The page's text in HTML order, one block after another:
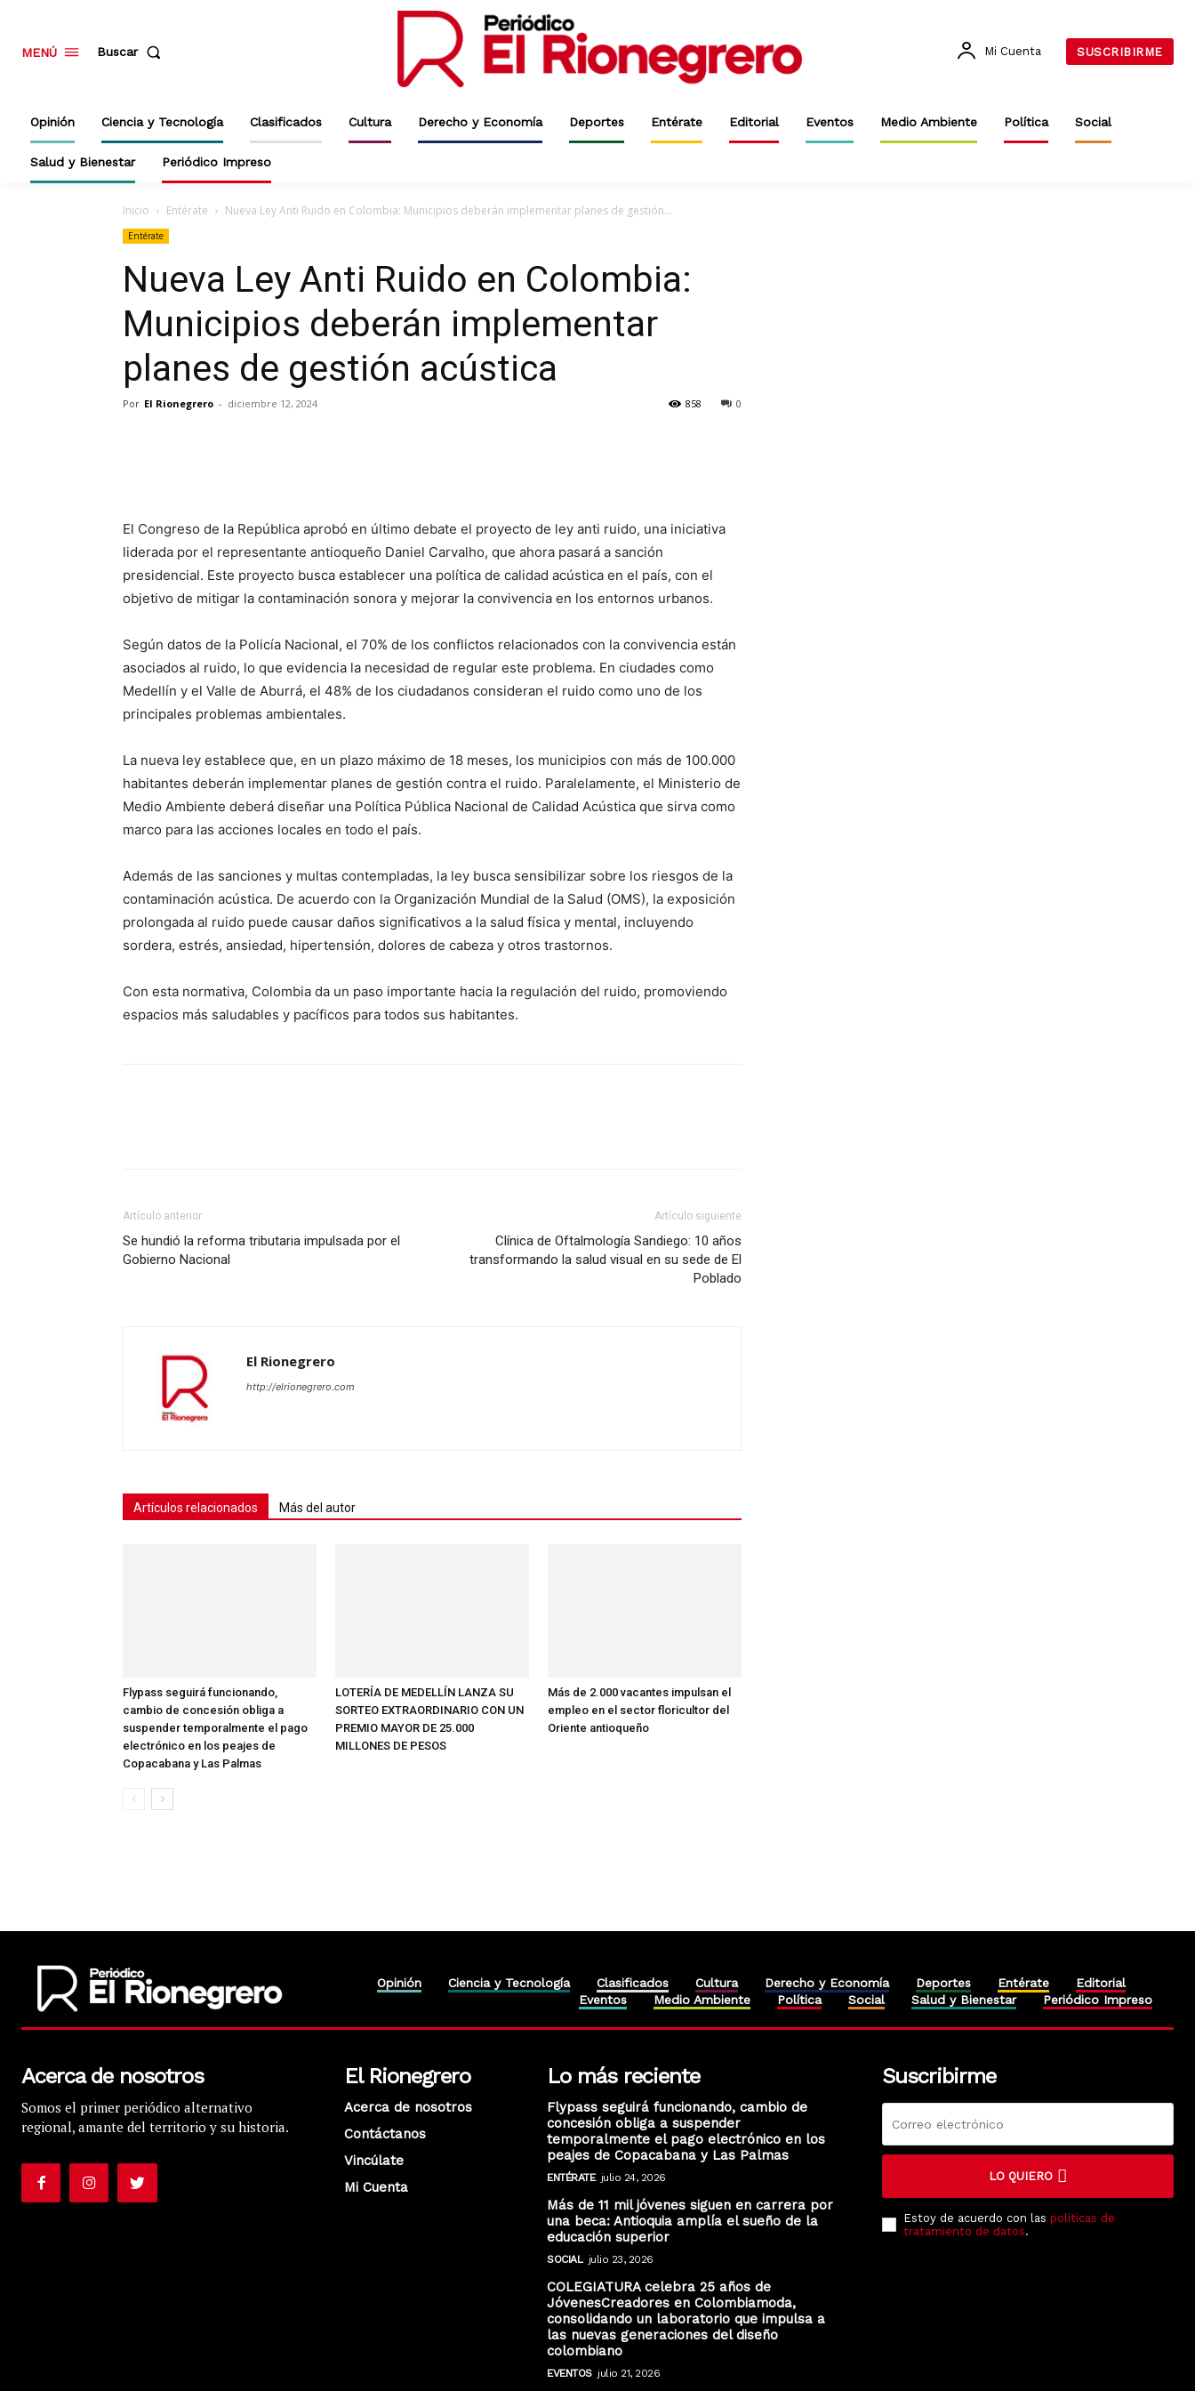
MENÚ Buscar Mi Cuenta SUSCRIBIRME
Opinión Ciencia y Tecnología Clasificados Cultura Derecho y Economía Deportes Entérate Editorial Eventos Medio Ambiente Política Social
Salud y Bienestar Periódico Impreso
Inicio Entérate Nueva Ley Anti Ruido en Colombia: Municipios deberán implementar planes de gestión...
Entérate
Nueva Ley Anti Ruido en Colombia:
Municipios deberán implementar
planes de gestión acústica
Por El Rionegrero - diciembre 12, 2024 0
858
El Congreso de la República aprobó en último debate el proyecto de ley anti ruido, una iniciativa
liderada por el representante antioqueño Daniel Carvalho, que ahora pasará a sanción
presidencial. Este proyecto busca establecer una política de calidad acústica en el país, con el
objetivo de mitigar la contaminación sonora y mejorar la convivencia en los entornos urbanos.
Según datos de la Policía Nacional, el 70% de los conflictos relacionados con la convivencia están
asociados al ruido, lo que evidencia la necesidad de regular este problema. En ciudades como
Medellín y el Valle de Aburrá, el 48% de los ciudadanos consideran el ruido como uno de los
principales problemas ambientales.
La nueva ley establece que, en un plazo máximo de 18 meses, los municipios con más de 100.000
habitantes deberán implementar planes de gestión contra el ruido. Paralelamente, el Ministerio de
Medio Ambiente deberá diseñar una Política Pública Nacional de Calidad Acústica que sirva como
marco para las acciones locales en todo el país.
Además de las sanciones y multas contempladas, la ley busca sensibilizar sobre los riesgos de la
contaminación acústica. De acuerdo con la Organización Mundial de la Salud (OMS), la exposición
prolongada al ruido puede causar daños significativos a la salud física y mental, incluyendo
sordera, estrés, ansiedad, hipertensión, dolores de cabeza y otros trastornos.
Con esta normativa, Colombia da un paso importante hacia la regulación del ruido, promoviendo
espacios más saludables y pacíficos para todos sus habitantes.
Artículo anterior
Se hundió la reforma tributaria impulsada por el
Gobierno Nacional
Artículo siguiente
Clínica de Oftalmología Sandiego: 10 años
transformando la salud visual en su sede de El
Poblado
El Rionegrero
http://elrionegrero.com
Artículos relacionados Más del autor
Flypass seguirá funcionando,
cambio de concesión obliga a
suspender temporalmente el pago
electrónico en los peajes de
Copacabana y Las Palmas
LOTERÍA DE MEDELLÍN LANZA SU
SORTEO EXTRAORDINARIO CON UN
PREMIO MAYOR DE 25.000
MILLONES DE PESOS
Más de 2.000 vacantes impulsan el
empleo en el sector floricultor del
Oriente antioqueño
Opinión Ciencia y Tecnología Clasificados Cultura Derecho y Economía Deportes Entérate
Editorial
Eventos
Medio Ambiente Política Social Salud y Bienestar Periódico Impreso
Acerca de nosotros
Somos el primer periódico alternativo
regional, amante del territorio y su historia.
El Rionegrero
Acerca de nosotros
Contáctanos
Vincúlate
Mi Cuenta
Lo más reciente
Flypass seguirá funcionando, cambio de
concesión obliga a suspender
temporalmente el pago electrónico en los
peajes de Copacabana y Las Palmas
ENTÉRATE julio 24, 2026
Más de 11 mil jóvenes siguen en carrera por
una beca: Antioquia amplía el sueño de la
educación superior
SOCIAL julio 23, 2026
COLEGIATURA celebra 25 años de
JóvenesCreadores en Colombiamoda,
consolidando un laboratorio que impulsa a
las nuevas generaciones del diseño
colombiano
EVENTOS julio 21, 2026
Suscribirme
LO QUIERO
Estoy de acuerdo con las políticas de
tratamiento de datos.